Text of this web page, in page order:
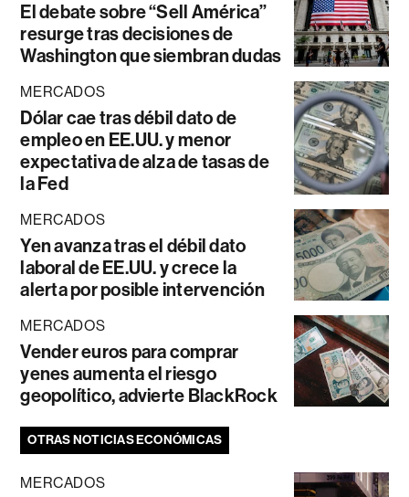
El debate sobre “Sell América”
resurge tras decisiones de
Washington que siembran dudas
MERCADOS
Dólar cae tras débil dato de
empleo en EE.UU. y menor
expectativa de alza de tasas de
la Fed
MERCADOS
Yen avanza tras el débil dato
laboral de EE.UU. y crece la
alerta por posible intervención
MERCADOS
Vender euros para comprar
yenes aumenta el riesgo
geopolítico, advierte BlackRock
OTRAS NOTICIAS ECONÓMICAS
MERCADOS